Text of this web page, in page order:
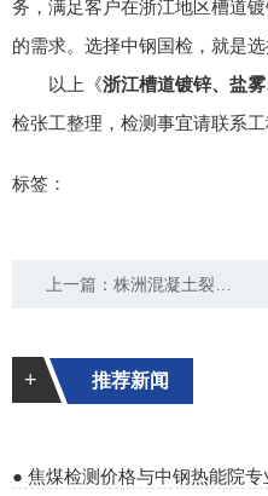
务，满足客户在浙江地区槽道
的需求。选择中钢国检，就是选
以上《浙江槽道镀锌、盐
检张工整理，检测事宜请联系工
标签：
上一篇：株洲混凝土裂缝检测报告 株洲混凝土检测机构
+ 推荐新闻
● 焦煤检测价格与中钢热能院专